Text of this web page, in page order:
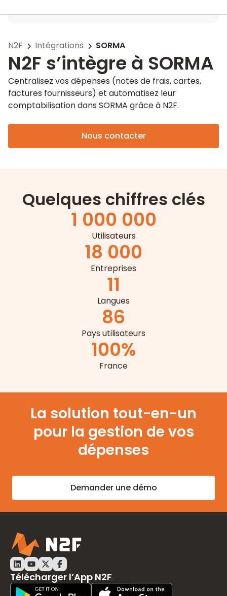
N2F Intégrations SORMA
N2F s’intègre à SORMA
Centralisez vos dépenses (notes de frais, cartes,
factures fournisseurs) et automatisez leur
comptabilisation dans SORMA grâce à N2F.
Nous contacter
Quelques chiffres clés
1 000 000
Utilisateurs
18 000
Entreprises
11
Langues
86
Pays utilisateurs
100%
France
La solution tout-en-un
pour la gestion de vos
dépenses
Demander une démo
LinkedIn N2F
Youtube N2F
Twitter N2F
Facebook N2F
Télécharger l’App N2F
Play Store DownloadApp Store Download